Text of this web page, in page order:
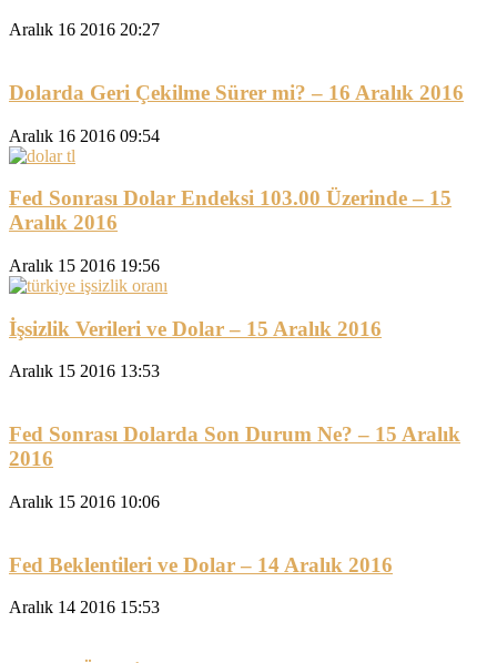
Aralık 16 2016 20:27
Dolarda Geri Çekilme Sürer mi? – 16 Aralık 2016
Aralık 16 2016 09:54
Fed Sonrası Dolar Endeksi 103.00 Üzerinde – 15
Aralık 2016
Aralık 15 2016 19:56
İşsizlik Verileri ve Dolar – 15 Aralık 2016
Aralık 15 2016 13:53
Fed Sonrası Dolarda Son Durum Ne? – 15 Aralık
2016
Aralık 15 2016 10:06
Fed Beklentileri ve Dolar – 14 Aralık 2016
Aralık 14 2016 15:53